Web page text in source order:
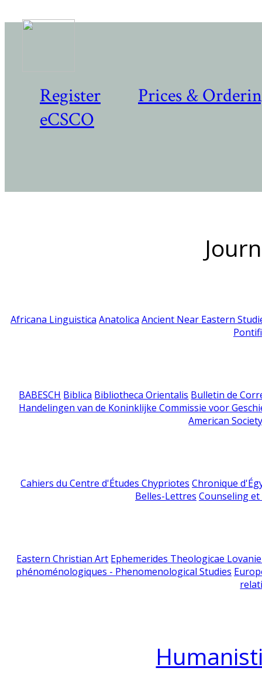
Register
Prices &
eCSCO
Africana Linguistica Anatolica Ancient Near Eastern
BABESCH Biblica Bibliotheca Orientalis Bulletin de
Handelingen van de Koninklijke Commissie voor
American
Cahiers du Centre d'Études Chypriotes Chronique
Belles-Lettres Counseling
Eastern Christian Art Ephemerides Theologicae
phénoménologiques - Phenomenological Studies